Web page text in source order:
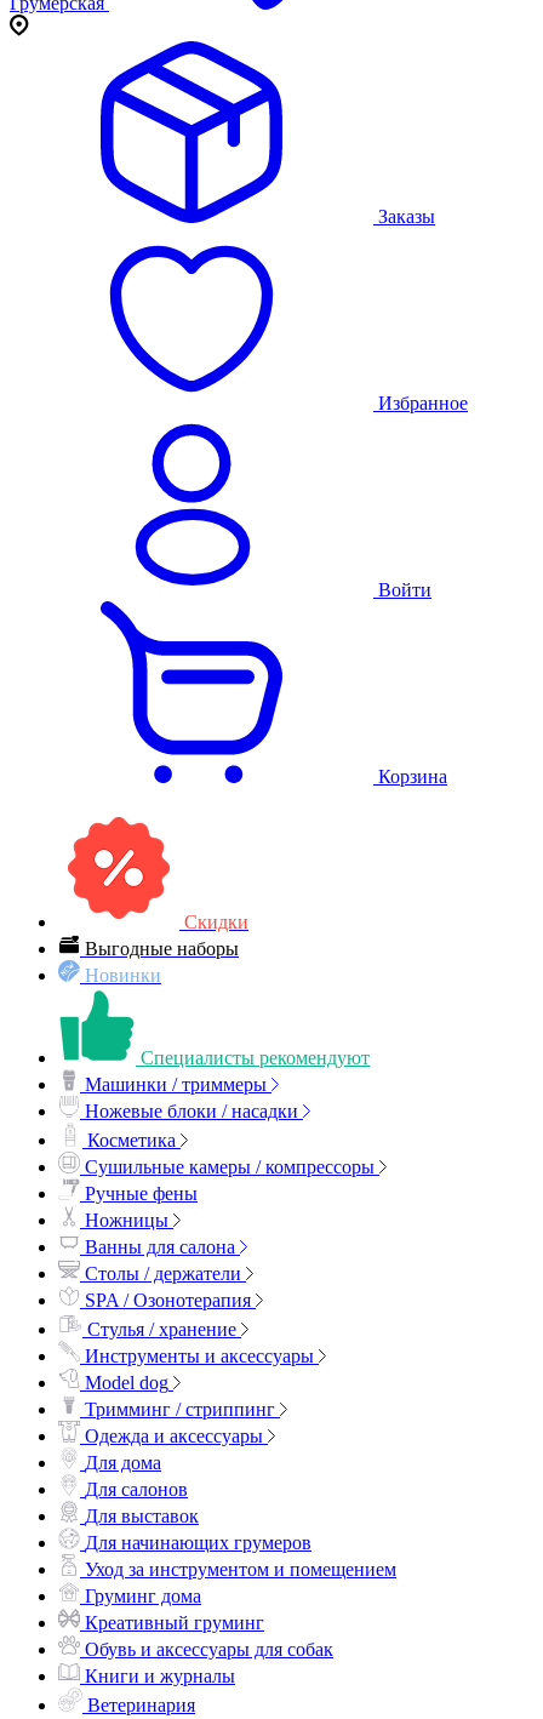
Заказы
Избранное
Войти
Корзина
Скидки
Выгодные наборы
Новинки
Специалисты рекомендуют
Машинки / триммеры
Ножевые блоки / насадки
Косметика
Сушильные камеры / компрессоры
Ручные фены
Ножницы
Ванны для салона
Столы / держатели
SPA / Озонотерапия
Стулья / хранение
Инструменты и аксессуары
Model dog
Тримминг / стриппинг
Одежда и аксессуары
Для дома
Для салонов
Для выставок
Для начинающих грумеров
Уход за инструментом и помещением
Груминг дома
Креативный груминг
Обувь и аксессуары для собак
Книги и журналы
Ветеринария